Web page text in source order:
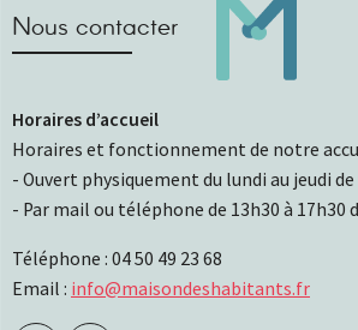
Nous contacter
Horaires d’accueil
Horaires et fonctionnement de notre
- Ouvert physiquement du lundi au jeudi de
- Par mail ou téléphone de 13h30 à 17h30
Téléphone : 04 50 49 23 68
Email : info@maisondeshabitants.fr